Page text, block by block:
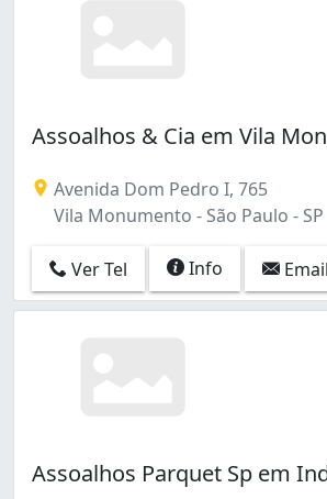
Assoalhos & Cia em Vila
Avenida Dom Pedro I, 765
Vila Monumento - São Paulo - SP
Ver Tel Info Email
Assoalhos Parquet Sp em